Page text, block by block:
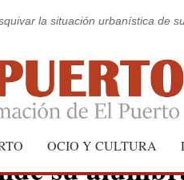
la situación urbanística de
OCIO Y CULTURA
su